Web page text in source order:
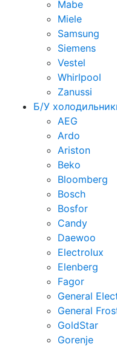
Mabe
Miele
Samsung
Siemens
Vestel
Whirlpool
Zanussi
Б/У
AEG
Ardo
Ariston
Beko
Bloomberg
Bosch
Bosfor
Candy
Daewoo
Electrolux
Elenberg
Fagor
General
General
GoldStar
Gorenje